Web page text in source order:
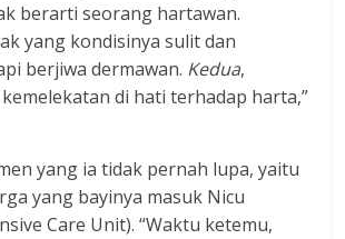
berarti seorang hartawan.
yang kondisinya sulit dan
berjiwa dermawan. Kedua,
di hati terhadap harta,”
yang ia tidak pernah lupa, yaitu
yang bayinya masuk Nicu
Care Unit). “Waktu ketemu,